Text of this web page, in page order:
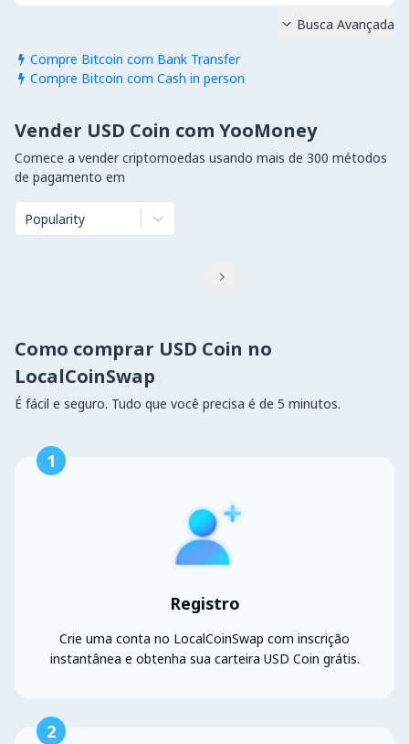
 Compre Bitcoin com Bank Transfer
 Compre Bitcoin com Cash in person
 Busca Avançada
Vender USD Coin com YooMoney
Comece a vender criptomoedas usando mais de 300 métodos
de pagamento em
Popularity

Como comprar USD Coin no
LocalCoinSwap
É fácil e seguro. Tudo que você precisa é de 5 minutos.
1
Registro
Crie uma conta no LocalCoinSwap com inscrição
instantânea e obtenha sua carteira USD Coin grátis.
2